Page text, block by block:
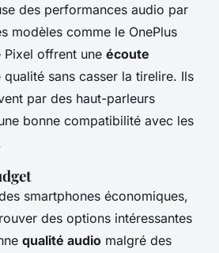
des performances audio par
modèles comme le OnePlus
offrent une écoute
qualité sans casser la tirelire. Ils
par des haut-parleurs
bonne compatibilité avec les
smartphones économiques,
des options intéressantes
qualité audio malgré des